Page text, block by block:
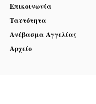
Επικοινωνία
Ταυτότητα
Ανέβασμα Αγγελίας
Αρχείο